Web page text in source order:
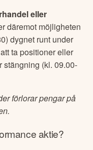
eller
däremot möjligheten
dygnet runt under
ta positioner eller
stängning (kl. 09.00-
förlorar pengar på
aktie?